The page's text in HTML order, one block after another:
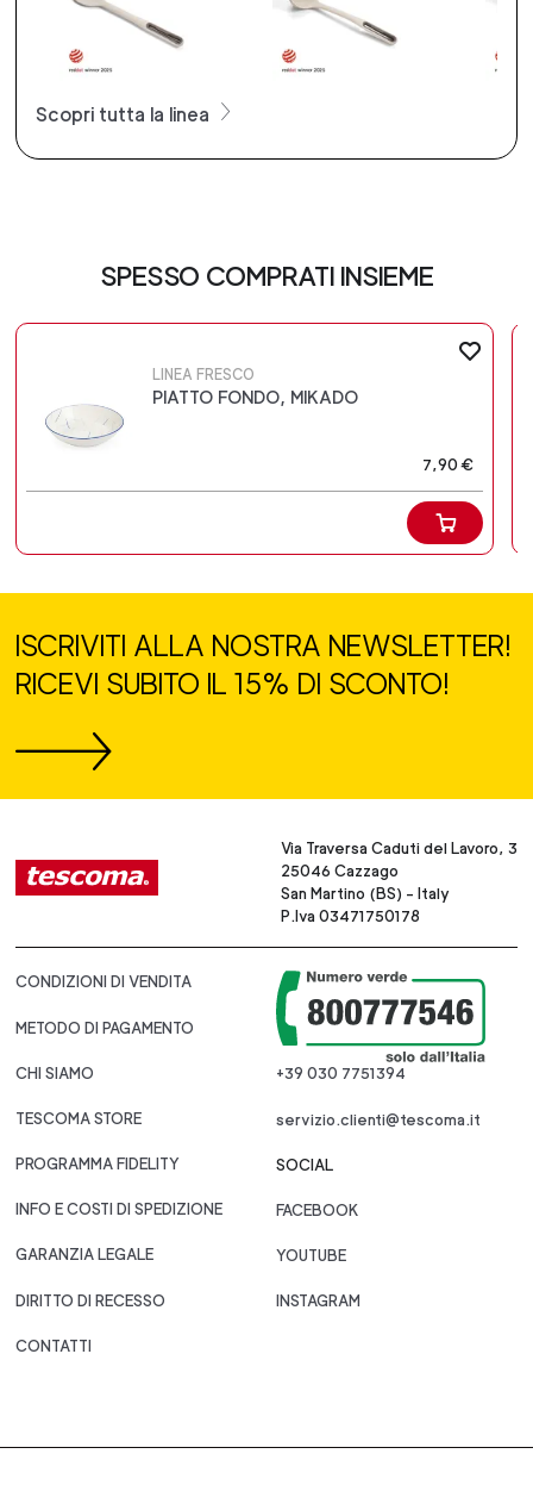
Scopri tutta la linea
SPESSO COMPRATI INSIEME
LINEA FRESCO
PIATTO FONDO, MIKADO
7,90 €
ISCRIVITI ALLA NOSTRA NEWSLETTER!
RICEVI SUBITO IL 15% DI SCONTO!
Via Traversa Caduti del Lavoro, 3
25046 Cazzago
San Martino (BS) - Italy
P.Iva 03471750178
CONDIZIONI DI VENDITA
METODO DI PAGAMENTO
CHI SIAMO
TESCOMA STORE
PROGRAMMA FIDELITY
INFO E COSTI DI SPEDIZIONE
GARANZIA LEGALE
DIRITTO DI RECESSO
CONTATTI
+39 030 7751394
servizio.clienti@tescoma.it
SOCIAL
FACEBOOK
YOUTUBE
INSTAGRAM